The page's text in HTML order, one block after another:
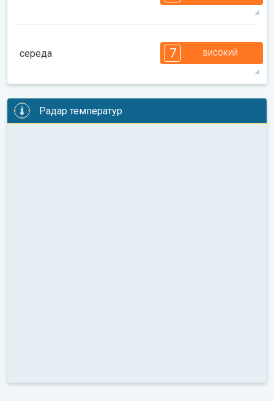
14:00
13 год 06:15 20:27 31°
08:00 14:00
4
14 год 06:16 20:26 33°макс.
середа 7 ВИСОКИЙ
2
08:00
4 5 4
Радар температур